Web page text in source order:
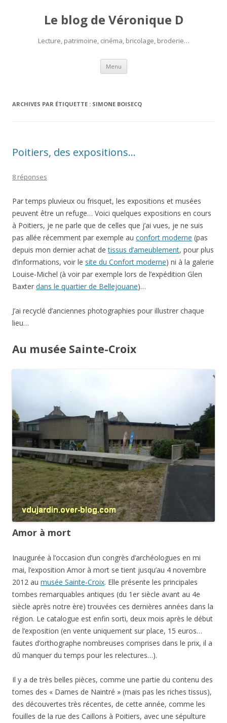
Le blog de Véronique D
Lecture, patrimoine, cinéma, bricolage, broderie…
Menu Aller
contenu
ARCHIVES PAR ÉTIQUETTE : SIMONE BOISECQ
Poitiers, des expositions…
8 réponses
Par temps pluvieux ou frisquet, les expositions et musées
peuvent être un refuge… Voici quelques expositions en cours
à Poitiers, je ne parle que de celles que j’ai vues, je ne suis
pas allée récemment par exemple au confort moderne (pas
depuis mon dernier achat detissus d’ameublement, pour plus
d’informations, voir le site du Confort moderne) ni à la galerie
Louise-Michel (à voir par exemple lors de l’expédition Glen
Baxter dans le quartier de Bellejouane)…
J’ai recyclé d’anciennes photographies pour illustrer chaque
lieu…
Au musée Sainte-Croix
Amor à mort
Inaugurée à l’occasion d’un congrès d’archéologues en mi
mai, l’exposition Amor à mort se tient jusqu’au 4 novembre
2012 au musée Sainte-Croix. Elle présente les principales
tombes remarquables antiques (du 1er siècle avant au 4e
siècle après notre ère) trouvées ces dernières années dans la
région. Le catalogue est enfin sorti, deux mois après le début
de l’exposition (en vente uniquement sur place, 15 euros…
fautes d’orthographe nombreuses comprises dans le prix, il a
dû manquer du temps pour les relectures…).
Il y a de très belles pièces, comme une partie du contenu des
tomes des « Dames de Naintré » (mais pas les riches tissus),
des découvertes très récentes, de cette année, comme les
fouilles de la rue des Caillons à Poitiers, avec une sépulture